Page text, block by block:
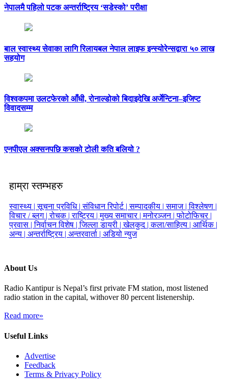
नेपालमै पहिलो पटक अन्तर्राष्ट्रिय ‘सडेस्को’ परीक्षा
बाल स्वास्थ्य सेवाका लागि रिलायबल नेपाल लाइफ इन्स्योरेन्सद्वारा ५० लाख
सहयोग
विश्वकपमा उलटफेरको आँधी, रोनाल्डोको बिदाइदेखि अर्जेन्टिना–इजिप्ट
विवादसम्म
एनपीएल अक्सनपछि कसको टोली कति बलियो ?
हाम्रा स्तम्भहरु
स्वास्थ्य |सूचना प्रविधि |संविधान रिपोर्ट |सम्पादकीय |समाज |विश्लेषण |
विचार / ब्लग |रोचक |राष्ट्रिय |मुख्य समाचार |मनोरञ्जन |फोटोफिचर |
प्रवास |निर्वाचन विशेष |जिल्ला डायरी |खेलकुद |कला/साहित्य | आर्थिक |
अन्य | अन्तर्राष्ट्रिय | अन्तरवार्ता | अडियो न्युज
About Us
Radio Kantipur is Nepal’s first private FM station, most listened
radio station in the capital, withover 80 percent listenership.
Read more»
Useful Links
Advertise
Feedback
Terms & Privacy Policy